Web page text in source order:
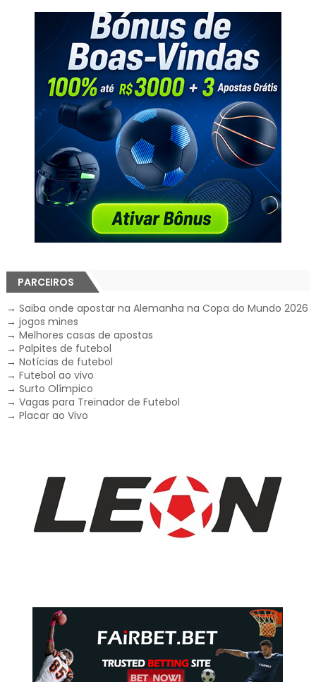
PARCEIROS
→ Saiba onde apostar na Alemanha na Copa do Mundo 2026
→ jogos mines
→ Melhores casas de apostas
→ Palpites de futebol
→ Notícias de futebol
→ Futebol ao vivo
→ Surto Olímpico
→ Vagas para Treinador de Futebol
→ Placar ao Vivo